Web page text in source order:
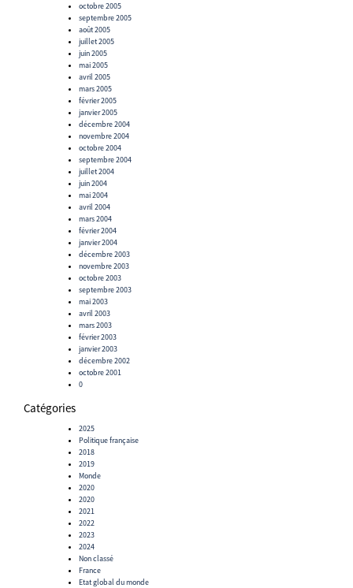
octobre 2005
septembre 2005
août 2005
juillet 2005
juin 2005
mai 2005
avril 2005
mars 2005
février 2005
janvier 2005
décembre 2004
novembre 2004
octobre 2004
septembre 2004
juillet 2004
juin 2004
mai 2004
avril 2004
mars 2004
février 2004
janvier 2004
décembre 2003
novembre 2003
octobre 2003
septembre 2003
mai 2003
avril 2003
mars 2003
février 2003
janvier 2003
décembre 2002
octobre 2001
0
Catégories
2025
Politique française
2018
2019
Monde
2020
2020
2021
2022
2023
2024
Non classé
France
Etat global du monde